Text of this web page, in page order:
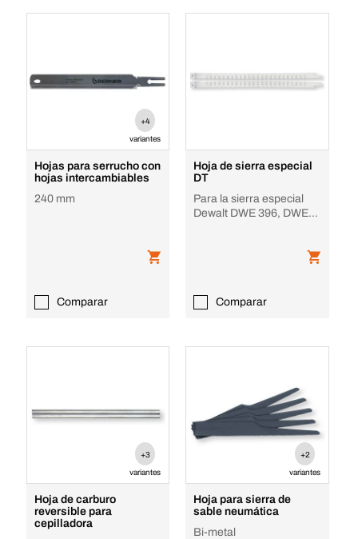
+4
variantes
Hojas para serrucho con
hojas intercambiables
240 mm
Comparar
Hoja de sierra especial
DT
Para la sierra especial
Dewalt DWE 396, DWE
Comparar
+3
variantes
Hoja de carburo
reversible para
cepilladora
+2
variantes
Hoja para sierra de
sable neumática
Bi-metal